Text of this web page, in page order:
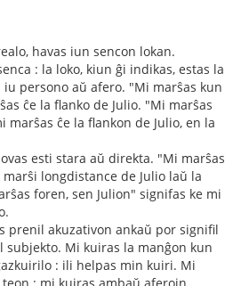
havas iun sencon lokan.
: la loko, kiun ĝi indikas, estas la
persono aŭ afero. "Mi marŝas kun
ĉe la flanko de Julio. "Mi marŝas
marŝas ĉe la flankon de Julio, en la
esti stara aŭ direkta. "Mi marŝas
longdistance de Julio laŭ la
foren, sen Julion" signifas ke mi
prenil akuzativon ankaŭ por signifil
Mi kuiras la manĝon kun
: ili helpas min kuiri. Mi